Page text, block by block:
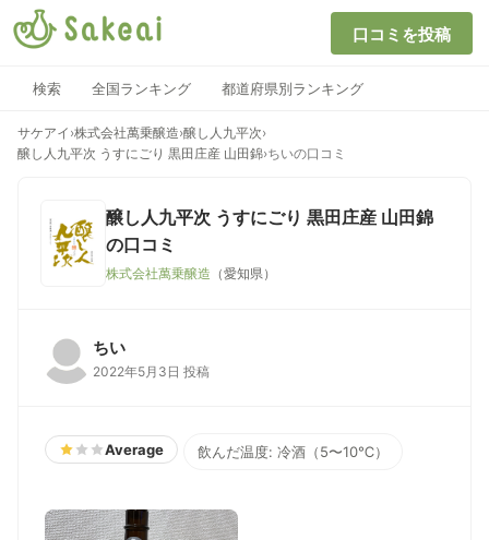
口コミを投稿
検索 全国ランキング 都道府県別ランキング
サケアイ ›株式会社萬乗醸造›醸し人九平次›
醸し人九平次 うすにごり 黒田庄産 山田錦›ちいの口コミ
醸し人九平次 うすにごり 黒田庄産 山田錦
の口コミ
株式会社萬乗醸造 （愛知県）
ちい
2022年5月3日 投稿
Average 飲んだ温度: 冷酒（5〜10℃）